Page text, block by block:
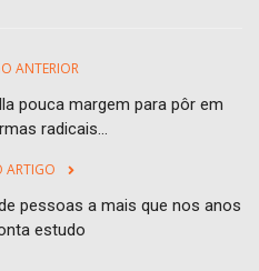
ANTERIOR
pouca margem para pôr em
radicais...
ARTIGO
pessoas a mais que nos anos
estudo